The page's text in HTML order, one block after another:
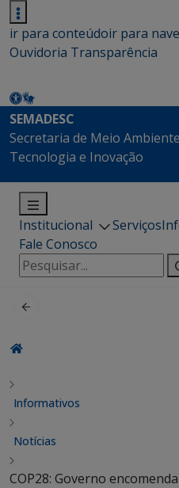
ir para conteúdoir para
Ouvidoria Transparência
SEMADESC
Secretaria de Meio
Tecnologia e Inovação
Institucional Serviços
Fale Conosco
Pesquisar
por:
Informativos
Notícias
COP28: Governo